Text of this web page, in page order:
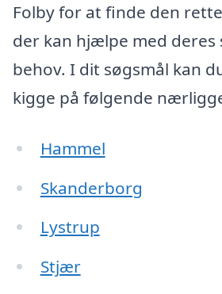
Folby for at finde den
der kan hjælpe med deres
behov. I dit søgsmål kan
kigge på følgende
Hammel
Skanderborg
Lystrup
Stjær